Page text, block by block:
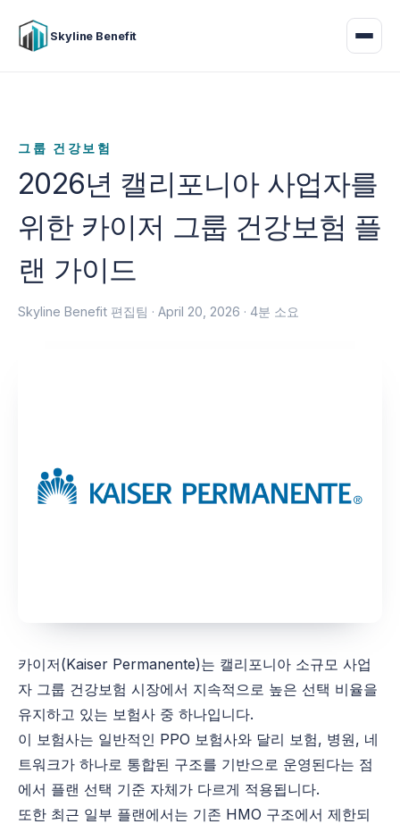
Skyline Benefit
그룹 건강보험
2026년 캘리포니아 사업자를
위한 카이저 그룹 건강보험 플
랜 가이드
Skyline Benefit 편집팀 ·April 20, 2026 · 4분 소요
카이저(Kaiser Permanente)는 캘리포니아 소규모 사업
자 그룹 건강보험 시장에서 지속적으로 높은 선택 비율을
유지하고 있는 보험사 중 하나입니다.
이 보험사는 일반적인 PPO 보험사와 달리 보험, 병원, 네
트워크가 하나로 통합된 구조를 기반으로 운영된다는 점
에서 플랜 선택 기준 자체가 다르게 적용됩니다.
또한 최근 일부 플랜에서는 기존 HMO 구조에서 제한되